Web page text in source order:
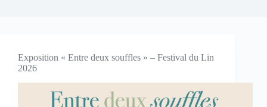
Exposition « Entre deux souffles » – Festival du Lin
2026